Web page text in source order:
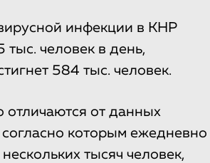
инфекции в КНР
тыс. человек в день,
584 тыс. человек.
отличаются от данных
которым ежедневно
тысяч человек,